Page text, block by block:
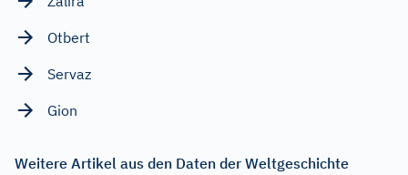
Otbert
Servaz
Gion
Weitere Artikel aus den Daten der Weltgeschichte